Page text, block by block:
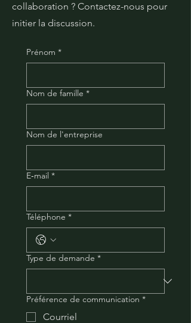
collaboration ? Contactez-nous pour
initier la discussion.
Prénom *
Nom de famille *
Nom de l'entreprise
E‑mail *
Téléphone *
Type de demande *
Préférence de communication *
Courriel